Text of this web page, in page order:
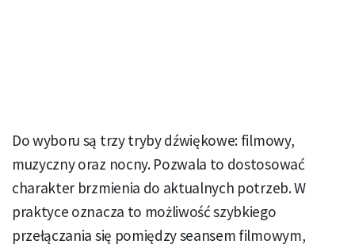
Do wyboru są trzy tryby dźwiękowe: filmowy,
muzyczny oraz nocny. Pozwala to dostosować
charakter brzmienia do aktualnych potrzeb. W
praktyce oznacza to możliwość szybkiego
przełączania się pomiędzy seansem filmowym,